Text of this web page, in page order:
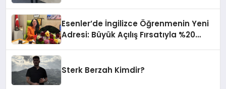
Esenler’de İngilizce Öğrenmenin Yeni
Adresi: Büyük Açılış Fırsatıyla %20
Sterk Berzah Kimdir?